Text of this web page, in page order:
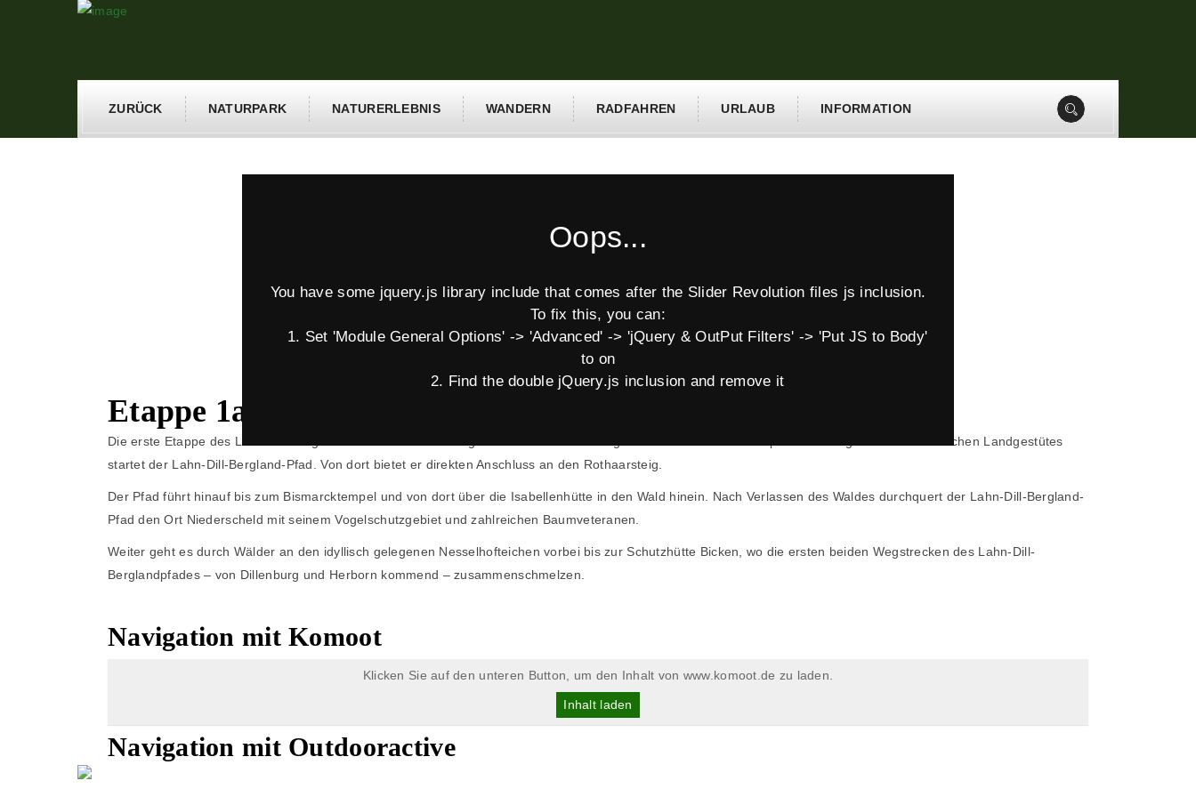
ZURÜCK NATURPARK NATURERLEBNIS WANDERN RADFAHREN URLAUB INFORMATION
Oops...
You have some jquery.js library include that comes after the Slider Revolution files js inclusion.
To fix this, you can:
1. Set 'Module General Options' -> 'Advanced' -> 'jQuery & OutPut Filters' -> 'Put JS to Body'
to on
2. Find the double jQuery.js inclusion and remove it
Etappe 1a - Dillenburg bis Bicken
Die erste Etappe des Lahn-Dill-Bergland-Pfades ist 13 km lang und führt von Dillenburg nach Bicken. Am Wanderportal im Hofgarten des Hessischen Landgestütes
startet der Lahn-Dill-Bergland-Pfad. Von dort bietet er direkten Anschluss an den Rothaarsteig.
Der Pfad führt hinauf bis zum Bismarcktempel und von dort über die Isabellenhütte in den Wald hinein. Nach Verlassen des Waldes durchquert der Lahn-Dill-Bergland-
Pfad den Ort Niederscheld mit seinem Vogelschutzgebiet und zahlreichen Baumveteranen.
Weiter geht es durch Wälder an den idyllisch gelegenen Nesselhofteichen vorbei bis zur Schutzhütte Bicken, wo die ersten beiden Wegstrecken des Lahn-Dill-
Berglandpfades – von Dillenburg und Herborn kommend – zusammenschmelzen.
Navigation mit Komoot
Klicken Sie auf den unteren Button, um den Inhalt von www.komoot.de zu laden.
Inhalt laden
Navigation mit Outdooractive